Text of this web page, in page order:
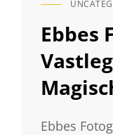
CAT
Ebbes
Ebbes